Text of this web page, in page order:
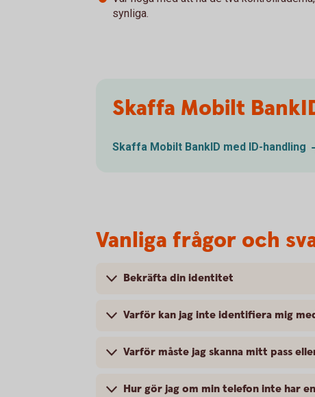
synliga.
Skaffa Mobilt
Skaffa Mobilt BankID med ID-handling
Vanliga frågor och
Bekräfta din identitet
Varför kan jag inte identifiera mig
Varför måste jag skanna mitt pass
Hur gör jag om min telefon inte har